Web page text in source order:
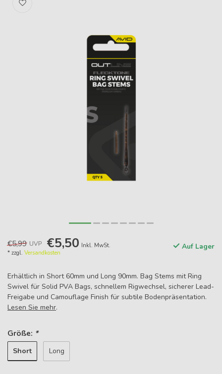
€5,99 UVP €5,50 Inkl. MwSt.
* zzgl. Versandkosten
Auf Lager
Erhältlich in Short 60mm und Long 90mm. Bag Stems mit Ring
Swivel für Solid PVA Bags, schnellem Rigwechsel, sicherer Lead-
Freigabe und Camouflage Finish für subtile Bodenpräsentation.
Lesen Sie mehr.
Größe: *
Short Long